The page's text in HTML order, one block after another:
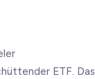
ETF. Das